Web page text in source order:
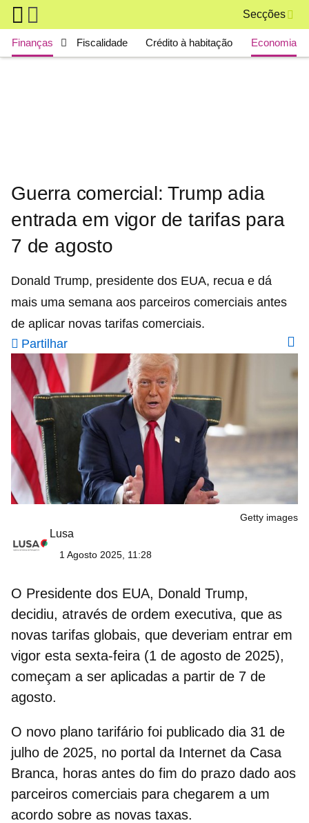
Skip to main content
Secções
Main navigation
Finanças Fiscalidade Crédito à habitação Economia
Guerra comercial: Trump adia
entrada em vigor de tarifas para
7 de agosto
Donald Trump, presidente dos EUA, recua e dá
mais uma semana aos parceiros comerciais antes
de aplicar novas tarifas comerciais.
Partilhar
Getty images
Lusa
1 Agosto 2025, 11:28
O Presidente dos EUA, Donald Trump,
decidiu, através de ordem executiva, que as
novas tarifas globais, que deveriam entrar em
vigor esta sexta-feira (1 de agosto de 2025),
começam a ser aplicadas a partir de 7 de
agosto.
O novo plano tarifário foi publicado dia 31 de
julho de 2025, no portal da Internet da Casa
Branca, horas antes do fim do prazo dado aos
parceiros comerciais para chegarem a um
acordo sobre as novas taxas.